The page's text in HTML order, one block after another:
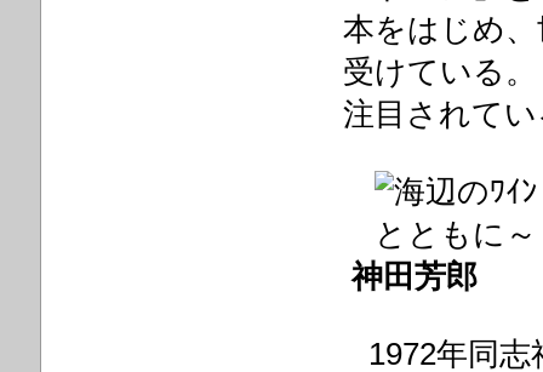
本をはじめ
受けている
注目されて
神田芳郎
1972年同志